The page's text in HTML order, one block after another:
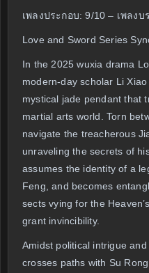
เพลงประกอบ: 9/10 – เพลง
Love and Sword Series
In the 2025 wuxia drama
modern-day scholar Li
mystical jade pendant that
martial arts world. Torn
navigate the treacherous
unraveling the secrets of
assumes the identity of a
Feng, and becomes
sects vying for the
grant invincibility.
Amidst political intrigue
crosses paths with Su